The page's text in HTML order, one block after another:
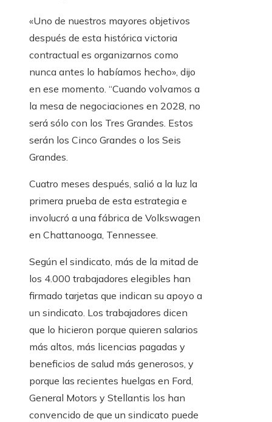
«Uno de nuestros mayores objetivos
después de esta histórica victoria
contractual es organizarnos como
nunca antes lo habíamos hecho», dijo
en ese momento. “Cuando volvamos a
la mesa de negociaciones en 2028, no
será sólo con los Tres Grandes. Estos
serán los Cinco Grandes o los Seis
Grandes.
Cuatro meses después, salió a la luz la
primera prueba de esta estrategia e
involucró a una fábrica de Volkswagen
en Chattanooga, Tennessee.
Según el sindicato, más de la mitad de
los 4.000 trabajadores elegibles han
firmado tarjetas que indican su apoyo a
un sindicato. Los trabajadores dicen
que lo hicieron porque quieren salarios
más altos, más licencias pagadas y
beneficios de salud más generosos, y
porque las recientes huelgas en Ford,
General Motors y Stellantis los han
convencido de que un sindicato puede